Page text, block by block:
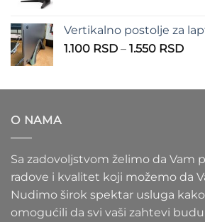
935
do
Vertikalno postolje za
1.100 RSD – 1.550 RSD
O NAMA
Sa zadovoljstvom želimo da Vam
radove i kvalitet koji možemo da
Nudimo širok spektar usluga
omogućili da svi vaši zahtevi